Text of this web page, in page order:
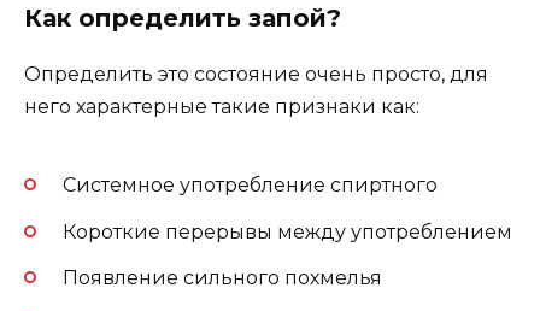
Как определить запой?
Определить это состояние очень просто, для
него характерные такие признаки как:
Системное употребление спиртного
Короткие перерывы между употреблением
Появление сильного похмелья